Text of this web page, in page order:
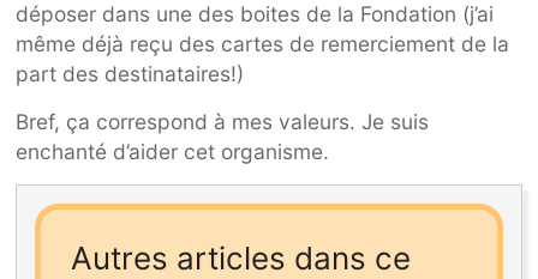
déposer dans une des boites de la Fondation (j’ai
même déjà reçu des cartes de remerciement de la
part des destinataires!)
Bref, ça correspond à mes valeurs. Je suis
enchanté d’aider cet organisme.
Autres articles dans ce